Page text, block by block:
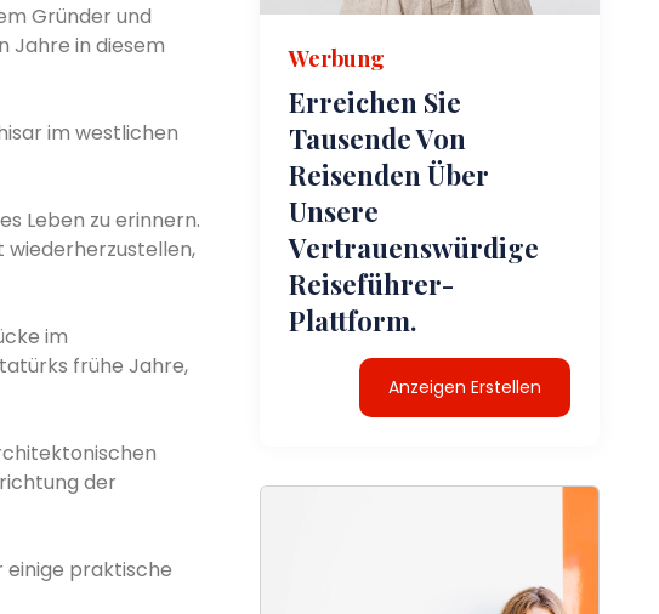
Gründer und
Jahre in diesem
im westlichen
Leben zu erinnern.
wiederherzustellen,
im
frühe Jahre,
der
einige praktische
Werbung
Erreichen Sie
Tausende Von
Reisenden Über
Unsere
Vertrauenswürdige
Reiseführer-
Plattform.
Anzeigen Erstellen